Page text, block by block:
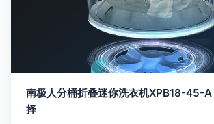
南极人分桶折叠迷你洗衣机XPB18-45-A
择